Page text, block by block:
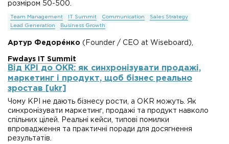
розміром 50-500.
Team Management IT Summit Communication
Sales Strategy
Lead Generation
Business Growth
Артур Федорéнко (Founder / CEO at Wiseboard),
Fwdays IT Summit
Від KPI до OKR: як синхронізувати продажі,
маркетинг і продукт, щоб бізнес реально
зростав [ukr]
Чому KPI не дають бізнесу рости, а OKR можуть. Як
синхронізувати маркетинг, продажі та продукт навколо
спільних цілей. Реальні кейси, типові помилки
впровадження та практичні поради для досягнення
результатів.